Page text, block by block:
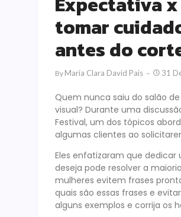
tomar
antes do
By Maria Clara David Pais 31
Quem nunca saiu do salão
visual? Durante uma
Festival, um dos tópicos
algumas clientes ao
Eles enfatizaram que
deseja pode resolver a
mulheres evitem frases
quais são essas frases e
alguns exemplos e corrija os